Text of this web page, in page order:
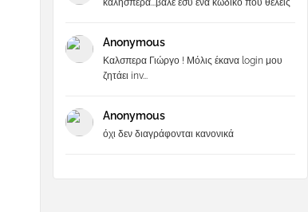
καλησπέρα...βάλε εσύ ένα κωδικό που θέλεις
Anonymous
Καλσπερα Γιώργο ! Μόλις έκανα login μου
ζητάει inv...
Anonymous
όχι δεν διαγράφονται κανονικά